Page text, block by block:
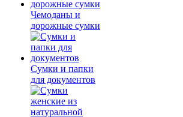
Чемоданы и
дорожные сумки
Сумки и папки
для документов